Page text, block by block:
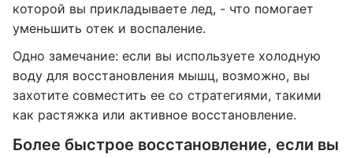
которой вы прикладываете лед, - что помогает
уменьшить отек и воспаление.
Одно замечание: если вы используете холодную
воду для восстановления мышц, возможно, вы
захотите совместить ее со стратегиями, такими
как растяжка или активное восстановление.
Более быстрое восстановление, если вы